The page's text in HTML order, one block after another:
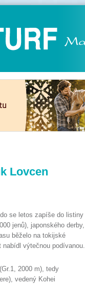
Lovcen
se letos zapíše do listiny
jenů), japonského derby,
běželo na tokijské
výtečnou podívanou.
2000 m), tedy
vedený Kohei